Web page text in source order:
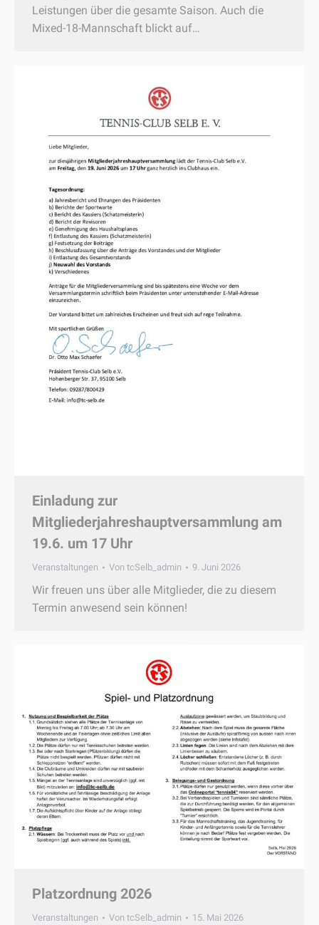
Leistungen über die gesamte Saison. Auch die
Mixed-18-Mannschaft blickt auf…
Einladung zur
Mitgliederjahreshauptversammlung am
19.6. um 17 Uhr
Veranstaltungen Von tcSelb_admin 9. Juni 2026
Wir freuen uns über alle Mitglieder, die zu diesem
Termin anwesend sein können!
Platzordnung 2026
Veranstaltungen Von tcSelb_admin 15. Mai 2026